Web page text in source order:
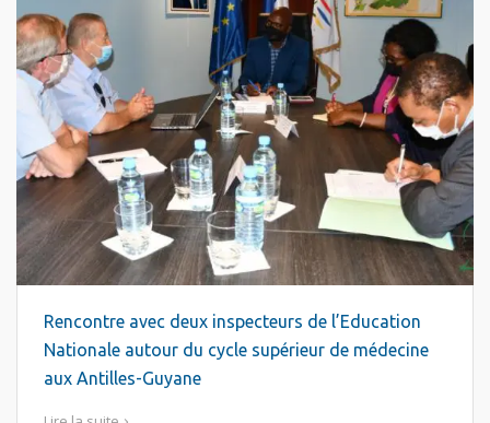
Rencontre avec deux inspecteurs de l’Education
Nationale autour du cycle supérieur de médecine
aux Antilles-Guyane